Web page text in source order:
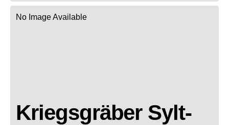
No Image Available
Kriegsgräber Sylt-